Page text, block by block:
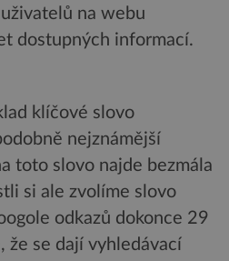
na webu
dostupných informací.
klíčové slovo
nejznámější
toto slovo najde bezmála
si ale zvolíme slovo
odkazů dokonce 29
že se dají vyhledávací